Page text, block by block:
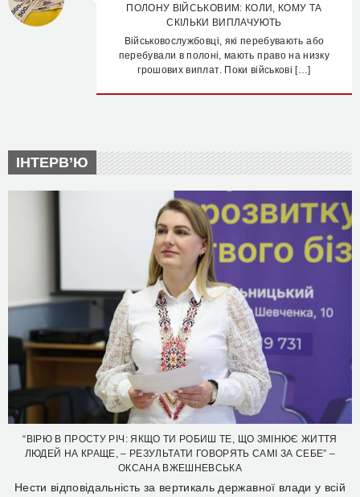
ПОЛОНУ ВІЙСЬКОВИМ: КОЛИ, КОМУ ТА
СКІЛЬКИ ВИПЛАЧУЮТЬ
Військовослужбовці, які перебувають або
перебували в полоні, мають право на низку
грошових виплат. Поки військові […]
ІНТЕРВ’Ю
“ВІРЮ В ПРОСТУ РІЧ: ЯКЩО ТИ РОБИШ ТЕ, ЩО ЗМІНЮЄ ЖИТТЯ
ЛЮДЕЙ НА КРАЩЕ, – РЕЗУЛЬТАТИ ГОВОРЯТЬ САМІ ЗА СЕБЕ” –
ОКСАНА ВЖЕШНЕВСЬКА
Нести відповідальність за вертикаль державної влади у всій